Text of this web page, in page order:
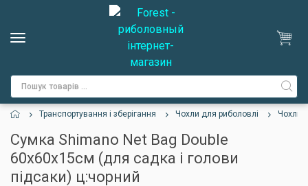
Транспортування і зберігання Чохли для риболовлі Чохли
Сумка Shimano Net Bag Double
60x60x15см (для садка і голови
підсаки) ц:чорний